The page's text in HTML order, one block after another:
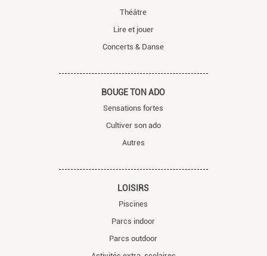
Théâtre
Lire et jouer
Concerts & Danse
BOUGE TON ADO
Sensations fortes
Cultiver son ado
Autres
LOISIRS
Piscines
Parcs indoor
Parcs outdoor